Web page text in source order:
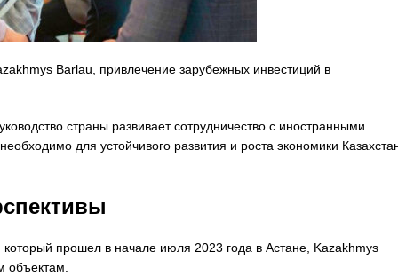
Barlau, привлечение зарубежных инвестиций в
страны развивает сотрудничество с иностранными
для устойчивого развития и роста экономики
прошел в начале июля 2023 года в Астане, Kazakhmys
объектам.